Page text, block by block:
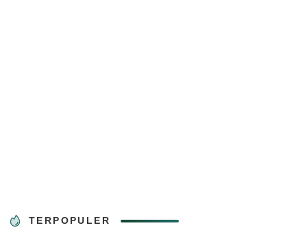
TERPOPULER